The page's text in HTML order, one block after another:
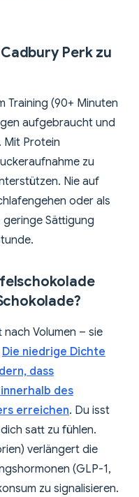
Perk zu
Training (90+ Minuten
aufgebraucht und
Mit Protein
zu
Nie auf
oder als
geringe Sättigung
Volumen – sie
Die niedrige Dichte
dass
des
erreichen. Du isst
satt zu fühlen.
verlängert die
(GLP-1,
zu signalisieren.